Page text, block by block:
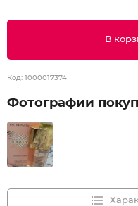
В
Код: 1000017374
Фотографии